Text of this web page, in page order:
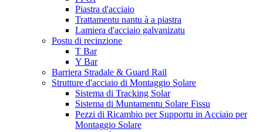
Piastra d'acciaio
Trattamentu nantu à a piastra
Lamiera d'acciaio galvanizatu
Postu di recinzione
T Bar
Y Bar
Barriera Stradale & Guard Rail
Strutture d'acciaio di Montaggio Solare
Sistema di Tracking Solar
Sistema di Muntamentu Solare Fissu
Pezzi di Ricambio per Supportu in Acciaio per
Montaggio Solare